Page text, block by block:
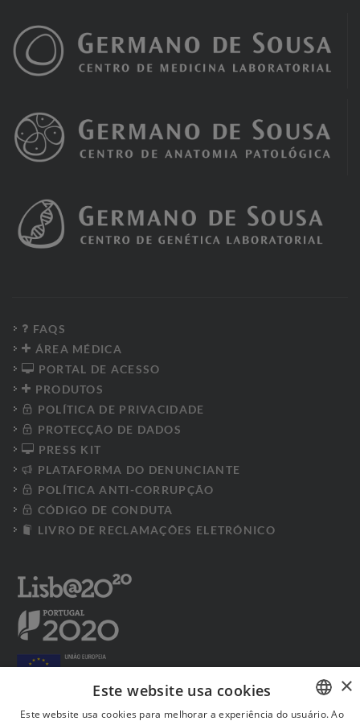
FAQS
ÁREA MÉDICA
PORTAL DE ACESSO
PRODUTOS
POLÍTICA DE PRIVACIDADE
PROTECÇÃO DE DADOS
PRESS KIT
PLATAFORMA DO DENUNCIANTE
POLÍTICA ANTI-CORRUPÇÃO
CÓDIGO DE CONDUTA
LIVRO DE RECLAMAÇÕES ELETRÓNICO
×
Este website usa cookies
Este website usa cookies para melhorar a experiência do usuário. Ao